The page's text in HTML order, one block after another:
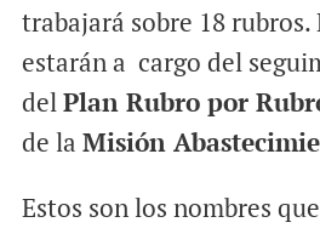
trabajará sobre 18
estarán a cargo del
delPlan Rubro por
de la Misión
Estos son los nombres